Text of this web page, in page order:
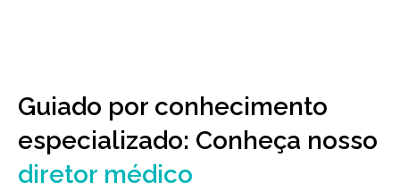
Guiado por conhecimento
especializado: Conheça nosso
diretor médico